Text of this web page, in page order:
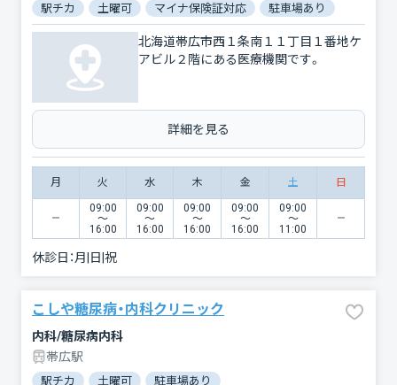
駅チカ 土曜可 マイナ保険証対応 駐車場あり
北海道帯広市西１条南１１丁目１番地ケ
アビル２階にある医療機関です。
詳細を見る
月 火 水 木 金 土 日
09:00
〜
16:00
09:00
〜
16:00
09:00
〜
16:00
09:00
〜
16:00
09:00
〜
11:00
休診日：月|日|祝
こしや糖尿病・内科クリニック
内科/糖尿病内科
帯広駅
駅チカ 土曜可 駐車場あり